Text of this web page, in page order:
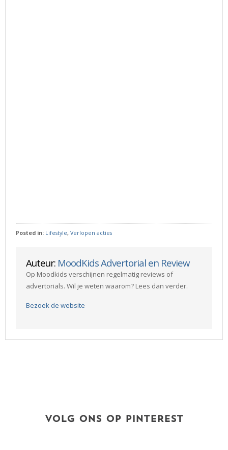
Posted in: Lifestyle, Verlopen acties
Auteur: MoodKids Advertorial en Review
Op Moodkids verschijnen regelmatig reviews of
advertorials. Wil je weten waarom? Lees dan verder.
Bezoek de website
VOLG ONS OP PINTEREST